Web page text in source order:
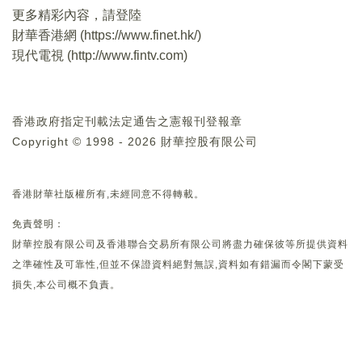
更多精彩內容，請登陸
財華香港網 (https://www.finet.hk/)
現代電視 (http://www.fintv.com)
香港政府指定刊載法定通告之憲報刊登報章
Copyright © 1998 - 2026 財華控股有限公司
香港財華社版權所有,未經同意不得轉載。
免責聲明：
財華控股有限公司及香港聯合交易所有限公司將盡力確保彼等所提供資料
之準確性及可靠性,但並不保證資料絕對無誤,資料如有錯漏而令閣下蒙受
損失,本公司概不負責。